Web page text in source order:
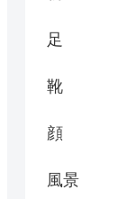
足
靴
顔
風景